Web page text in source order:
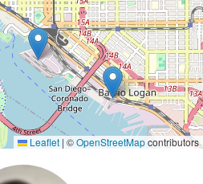
Leaflet | ©OpenStreetMapcontributors